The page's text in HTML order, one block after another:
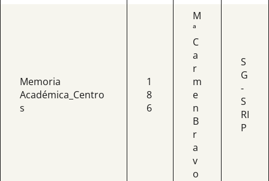
Memoria
Académica_Centro
s
1
8
6
M
ª
C
a
r
m
e
n
B
r
a
v
o
S
G
-
S
RI
P